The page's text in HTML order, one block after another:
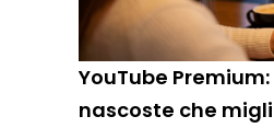
YouTube
nascoste che